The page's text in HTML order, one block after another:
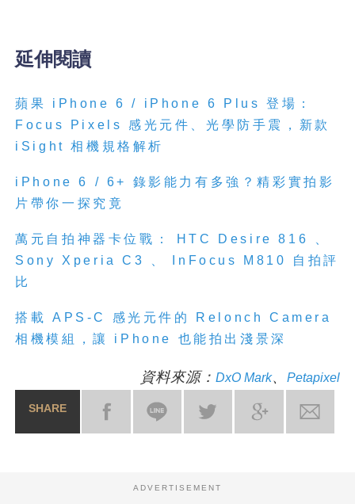
延伸閱讀
蘋果 iPhone 6 / iPhone 6 Plus 登場：
Focus Pixels 感光元件、光學防手震，新款
iSight 相機規格解析
iPhone 6 / 6+ 錄影能力有多強？精彩實拍影
片帶你一探究竟
萬元自拍神器卡位戰： HTC Desire 816 、
Sony Xperia C3 、 InFocus M810 自拍評
比
搭載 APS-C 感光元件的 Relonch Camera
相機模組，讓 iPhone 也能拍出淺景深
資料來源： DxO Mark、 Petapixel
SHARE
ADVERTISEMENT